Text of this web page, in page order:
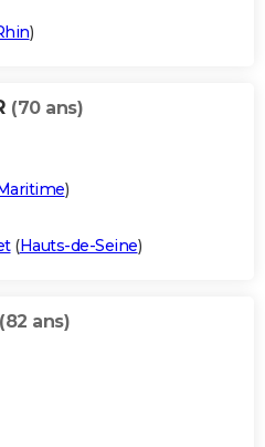
)
(70 ans)
)
(Hauts-de-Seine)
(82 ans)